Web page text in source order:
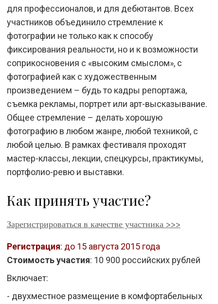
для профессионалов, и для дебютантов. Всех
участников объединило стремление к
фотографии не только как к способу
фиксирования реальности, но и к возможности
соприкосновения с «высоким смыслом», с
фотографией как с художественным
произведением – будь то кадры репортажа,
съемка рекламы, портрет или арт-высказывание.
Общее стремление – делать хорошую
фотографию в любом жанре, любой техникой, с
любой целью. В рамках фестиваля проходят
мастер-классы, лекции, спецкурсы, практикумы,
портфолио-ревю и выставки.
Как принять участие?
Зарегистрироваться в качестве участника >>>
Регистрация: до 15 августа 2015 года
Стоимость участия: 10 900 российских рублей
Включает:
- двухместное размещение в комфортабельных